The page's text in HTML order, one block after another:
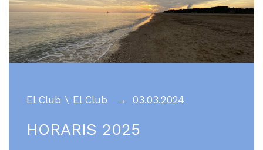
El Club \ El Club 03.03.2024
HORARIS 2025